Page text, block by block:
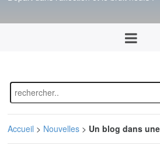
Accueil > Nouvelles > Un blog dans